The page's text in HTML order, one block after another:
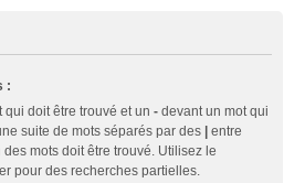
:
qui doit être trouvé et un - devant un mot qui
suite de mots séparés par des | entre
mots doit être trouvé. Utilisez le
pour des recherches partielles.